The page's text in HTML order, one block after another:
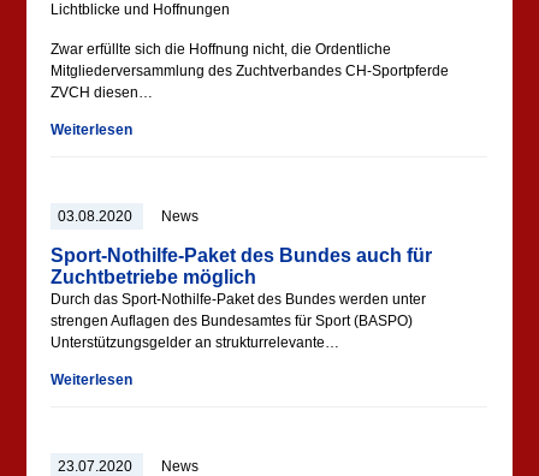
Lichtblicke und Hoffnungen
Zwar erfüllte sich die Hoffnung nicht, die Ordentliche
Mitgliederversammlung des Zuchtverbandes CH-Sportpferde
ZVCH diesen…
Weiterlesen
03.08.2020 News
Sport-Nothilfe-Paket des Bundes auch für
Zuchtbetriebe möglich
Durch das Sport-Nothilfe-Paket des Bundes werden unter
strengen Auflagen des Bundesamtes für Sport (BASPO)
Unterstützungsgelder an strukturrelevante…
Weiterlesen
23.07.2020 News